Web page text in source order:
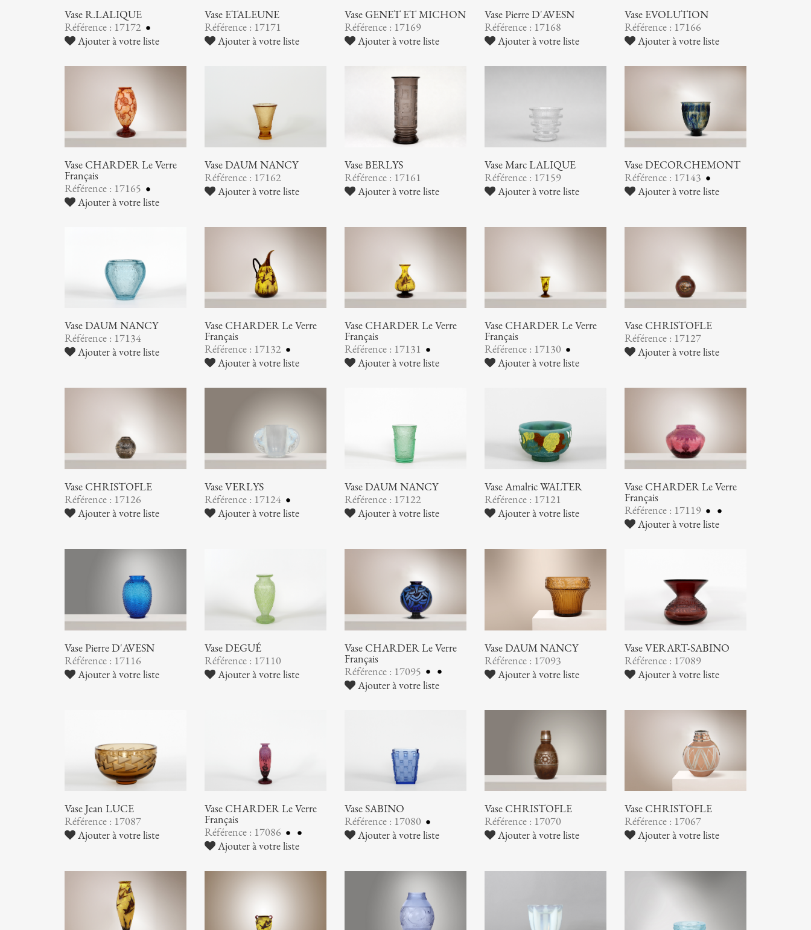
Vase R.LALIQUE
Référence : 17172
Ajouter à votre liste
Vase ETALEUNE
Référence : 17171
Ajouter à votre liste
Vase GENET ET MICHON
Référence : 17169
Ajouter à votre liste
Vase Pierre D'AVESN
Référence : 17168
Ajouter à votre liste
Vase EVOLUTION
Référence : 17166
Ajouter à votre liste
Vase CHARDER Le Verre
Français
Référence : 17165
Ajouter à votre liste
Vase DAUM NANCY
Référence : 17162
Ajouter à votre liste
Vase BERLYS
Référence : 17161
Ajouter à votre liste
Vase Marc LALIQUE
Référence : 17159
Ajouter à votre liste
Vase DECORCHEMONT
Référence : 17143
Ajouter à votre liste
Vase DAUM NANCY
Référence : 17134
Ajouter à votre liste
Vase CHARDER Le Verre
Français
Référence : 17132
Ajouter à votre liste
Vase CHARDER Le Verre
Français
Référence : 17131
Ajouter à votre liste
Vase CHARDER Le Verre
Français
Référence : 17130
Ajouter à votre liste
Vase CHRISTOFLE
Référence : 17127
Ajouter à votre liste
Vase CHRISTOFLE
Référence : 17126
Ajouter à votre liste
Vase VERLYS
Référence : 17124
Ajouter à votre liste
Vase DAUM NANCY
Référence : 17122
Ajouter à votre liste
Vase Amalric WALTER
Référence : 17121
Ajouter à votre liste
Vase CHARDER Le Verre
Français
Référence : 17119
Ajouter à votre liste
Vase Pierre D'AVESN
Référence : 17116
Ajouter à votre liste
Vase DEGUÉ
Référence : 17110
Ajouter à votre liste
Vase CHARDER Le Verre
Français
Référence : 17095
Ajouter à votre liste
Vase DAUM NANCY
Référence : 17093
Ajouter à votre liste
Vase VERART-SABINO
Référence : 17089
Ajouter à votre liste
Vase Jean LUCE
Référence : 17087
Ajouter à votre liste
Vase CHARDER Le Verre
Français
Référence : 17086
Ajouter à votre liste
Vase SABINO
Référence : 17080
Ajouter à votre liste
Vase CHRISTOFLE
Référence : 17070
Ajouter à votre liste
Vase CHRISTOFLE
Référence : 17067
Ajouter à votre liste